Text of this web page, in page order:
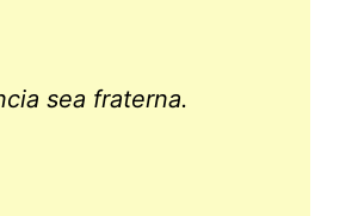
sea fraterna.